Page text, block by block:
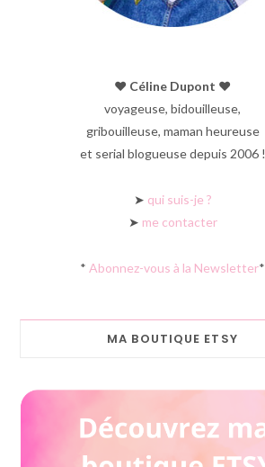
♥︎ Céline Dupont ♥︎
voyageuse, bidouilleuse,
gribouilleuse, maman heureuse
et serial blogueuse depuis 2006 !
➤ qui suis-je ?
➤ me contacter
* Abonnez-vous à la Newsletter*
MA BOUTIQUE ETSY